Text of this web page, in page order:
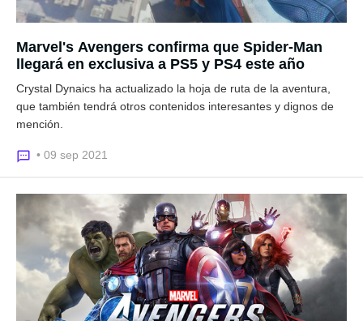
Marvel's Avengers confirma que Spider-Man
llegará en exclusiva a PS5 y PS4 este año
Crystal Dynaics ha actualizado la hoja de ruta de la aventura,
que también tendrá otros contenidos interesantes y dignos de
mención.
• 09 sep 2021